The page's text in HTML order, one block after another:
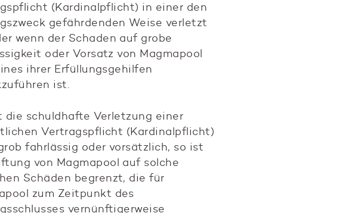
(Kardinalpflicht) in einer den
gefährdenden Weise verletzt
wenn der Schaden auf grobe
oder Vorsatz von Magmapool
ihrer Erfüllungsgehilfen
ist.
die schuldhafte Verletzung einer
Vertragspflicht (Kardinalpflicht)
fahrlässig oder vorsätzlich, so ist
von Magmapool auf solche
Schäden begrenzt, die für
zum Zeitpunkt des
vernünftigerweise